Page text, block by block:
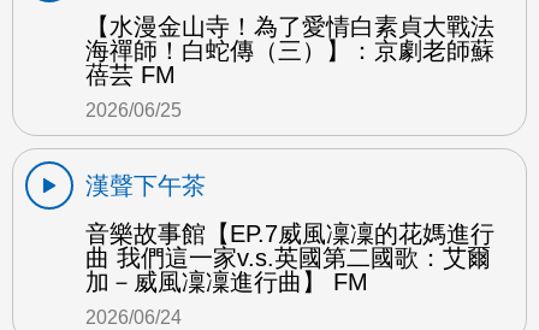
【水漫金山寺！為了愛情白素貞大戰法
海禪師！白蛇傳（三）】：京劇老師蘇
蓓芸 FM
2026/06/25
漢聲下午茶
音樂故事館【EP.7威風凜凜的花媽進行
曲 我們這一家v.s.英國第二國歌：艾爾
加－威風凜凜進行曲】 FM
2026/06/24